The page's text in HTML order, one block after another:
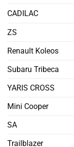
CADILAC
ZS
Renault Koleos
Subaru Tribeca
YARIS CROSS
Mini Cooper
SA
Trailblazer